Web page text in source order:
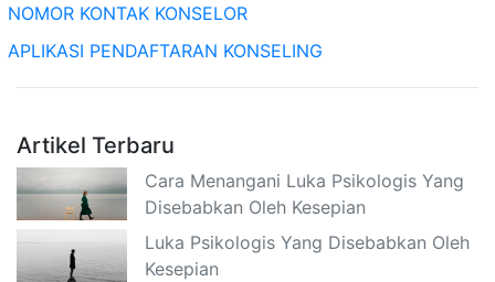
NOMOR KONTAK KONSELOR
APLIKASI PENDAFTARAN KONSELING
Artikel Terbaru
Cara Menangani Luka Psikologis Yang
Disebabkan Oleh Kesepian
Luka Psikologis Yang Disebabkan Oleh
Kesepian